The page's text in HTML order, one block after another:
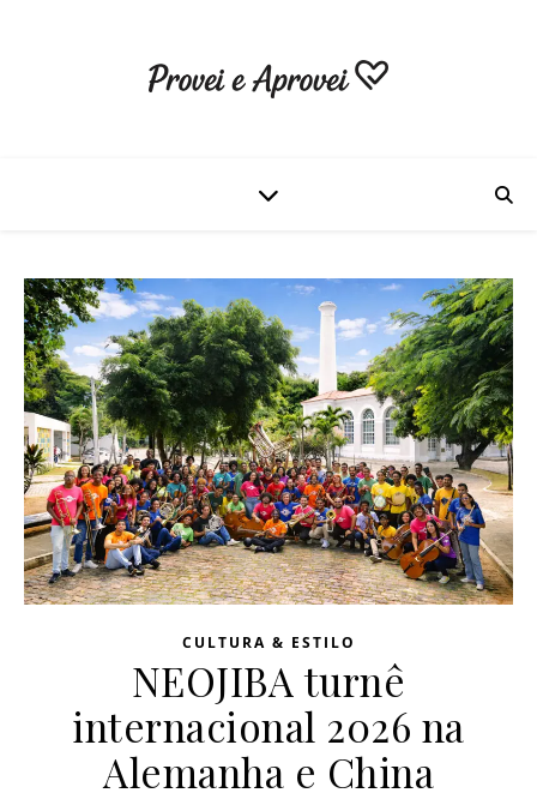
CULTURA & ESTILO
NEOJIBA turnê
internacional 2026 na
Alemanha e China